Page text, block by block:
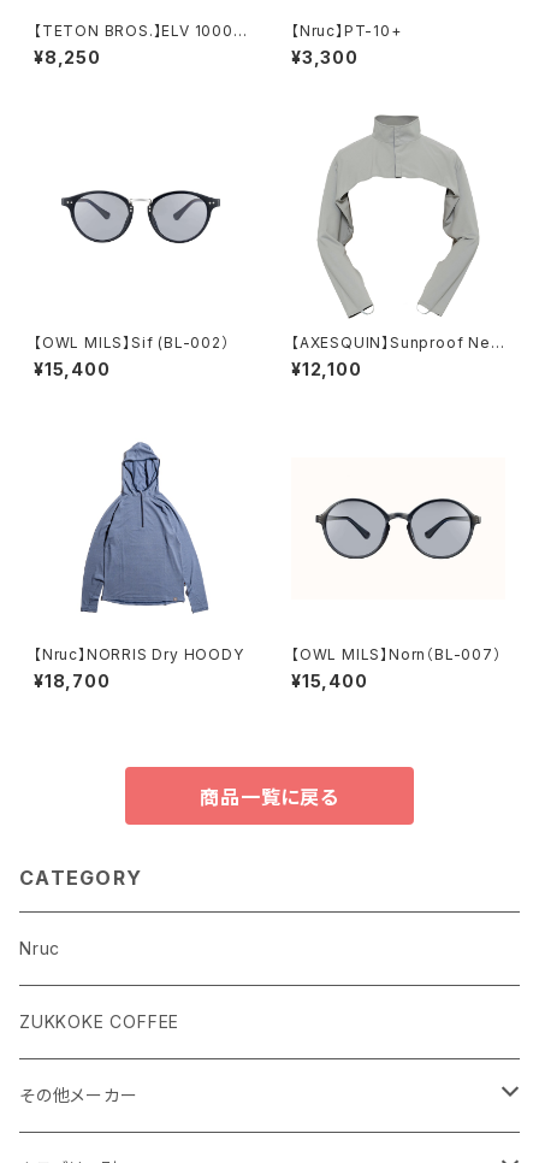
【TETON BROS.】ELV 1000
Non Sleeve
¥8,250
【Nruc】PT-10+
¥3,300
【OWL MILS】Sif (BL-002）
¥15,400
【AXESQUIN】Sunproof Nec
k & Arm Shade
¥12,100
【Nruc】NORRIS Dry HOODY
¥18,700
【OWL MILS】Norn（BL-007）
¥15,400
商品一覧に戻る
CATEGORY
Nruc
ZUKKOKE COFFEE
その他メーカー